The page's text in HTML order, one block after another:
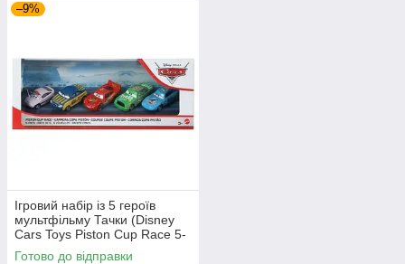
–9%
Ігровий набір із 5 героїв
мультфільму Тачки (Disney
Cars Toys Piston Cup Race 5-
Pack) від Mattel
Готово до відправки